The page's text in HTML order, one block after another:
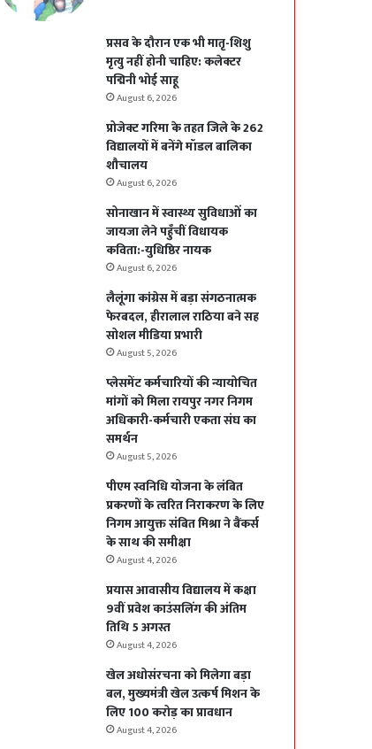
प्रसव के दौरान एक भी मातृ-शिशु
मृत्यु नहीं होनी चाहिए: कलेक्टर
पद्मिनी भोई साहू
August 6, 2026
प्रोजेक्ट गरिमा के तहत जिले के 262
विद्यालयों में बनेंगे मॉडल बालिका
शौचालय
August 6, 2026
सोनाखान में स्वास्थ्य सुविधाओं का
जायजा लेने पहुँचीं विधायक
कविता:-युधिष्ठिर नायक
August 6, 2026
लैलूंगा कांग्रेस में बड़ा संगठनात्मक
फेरबदल, हीरालाल राठिया बने सह
सोशल मीडिया प्रभारी
August 5, 2026
प्लेसमेंट कर्मचारियों की न्यायोचित
मांगों को मिला रायपुर नगर निगम
अधिकारी-कर्मचारी एकता संघ का
समर्थन
August 5, 2026
पीएम स्वनिधि योजना के लंबित
प्रकरणों के त्वरित निराकरण के लिए
निगम आयुक्त संबित मिश्रा ने बैंकर्स
के साथ की समीक्षा
August 4, 2026
प्रयास आवासीय विद्यालय में कक्षा
9वीं प्रवेश काउंसलिंग की अंतिम
तिथि 5 अगस्त
August 4, 2026
खेल अधोसंरचना को मिलेगा बड़ा
बल, मुख्यमंत्री खेल उत्कर्ष मिशन के
लिए 100 करोड़ का प्रावधान
August 4, 2026